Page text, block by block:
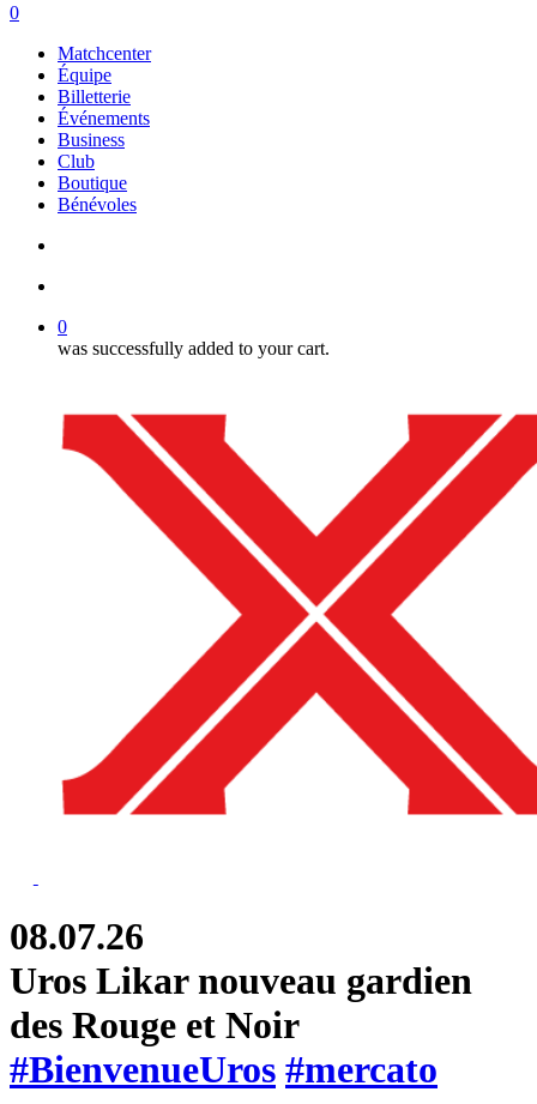
search
account
0
Matchcenter
Équipe
Billetterie
Événements
Business
Club
Boutique
Bénévoles
0
was successfully added to your cart.
08.07.26
Uros Likar nouveau gardien
des Rouge et Noir
#BienvenueUros #mercato